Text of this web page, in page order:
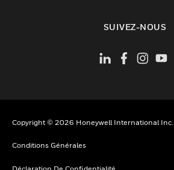
SUIVEZ-NOUS
Copyright © 2026 Honeywell International Inc.
Conditions Générales